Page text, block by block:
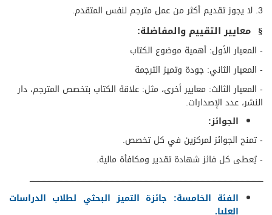
3. لا يجوز تقديم أكثر من عمل مترجم لنفس المتقدم.
§ معايير التقييم والمفاضلة:
- المعيار الأول: أهمية موضوع الكتاب
- المعيار الثاني: جودة وتميز الترجمة
- المعيار الثالث: معايير أخرى، مثل: علاقة الكتاب بتخصص المترجم، دار
النشر، عدد الإصدارات.
الجوائز:
- تمنح الجوائز لمركزين في كل تخصص.
- ​يُعطى كل فائز شهادة تقدير ومكافأة مالية.​​
ــــــــــــــــــــــــــــــــــــــــــــــــــــــــــــــــــــــــــــــــــــــــــــــــــــــــــــــــــــــــــــــــــــــــــــــــــــــــــــــــــــــــــــــــــــــــــــــــ
الفئة الخامسة: جائزة التميز البحثي لطلاب الدراسات
العليا.